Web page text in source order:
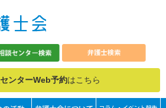
ンターWeb予約はこちら